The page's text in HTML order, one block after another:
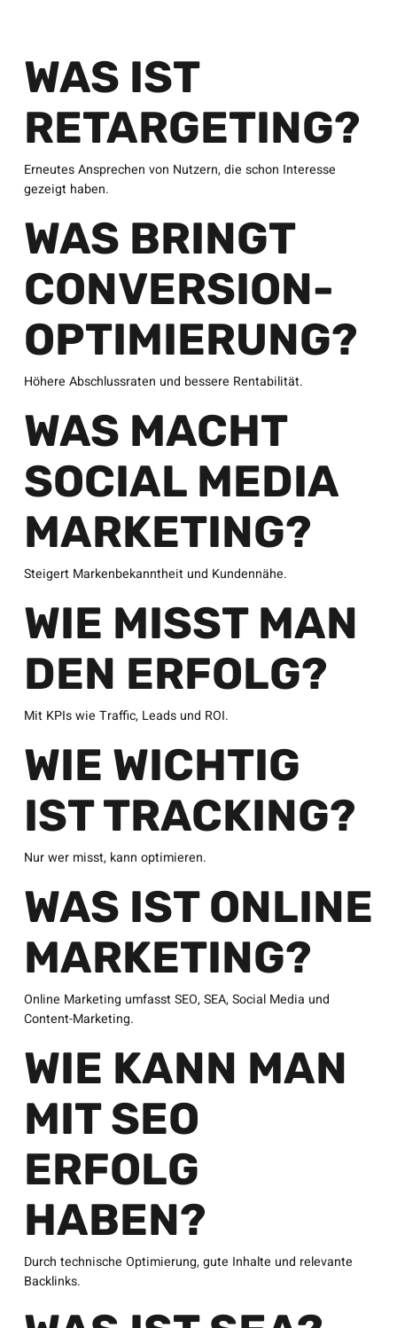
WAS IST
RETARGETING?
Erneutes Ansprechen von Nutzern, die schon Interesse
gezeigt haben.
WAS BRINGT
CONVERSION-
OPTIMIERUNG?
Höhere Abschlussraten und bessere Rentabilität.
WAS MACHT
SOCIAL MEDIA
MARKETING?
Steigert Markenbekanntheit und Kundennähe.
WIE MISST MAN
DEN ERFOLG?
Mit KPIs wie Traffic, Leads und ROI.
WIE WICHTIG
IST TRACKING?
Nur wer misst, kann optimieren.
WAS IST ONLINE
MARKETING?
Online Marketing umfasst SEO, SEA, Social Media und
Content-Marketing.
WIE KANN MAN
MIT SEO
ERFOLG
HABEN?
Durch technische Optimierung, gute Inhalte und relevante
Backlinks.